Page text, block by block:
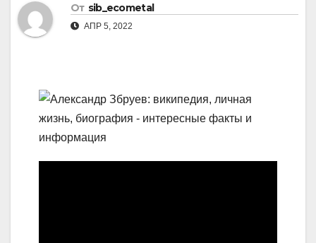
От sib_ecometal
АПР 5, 2022